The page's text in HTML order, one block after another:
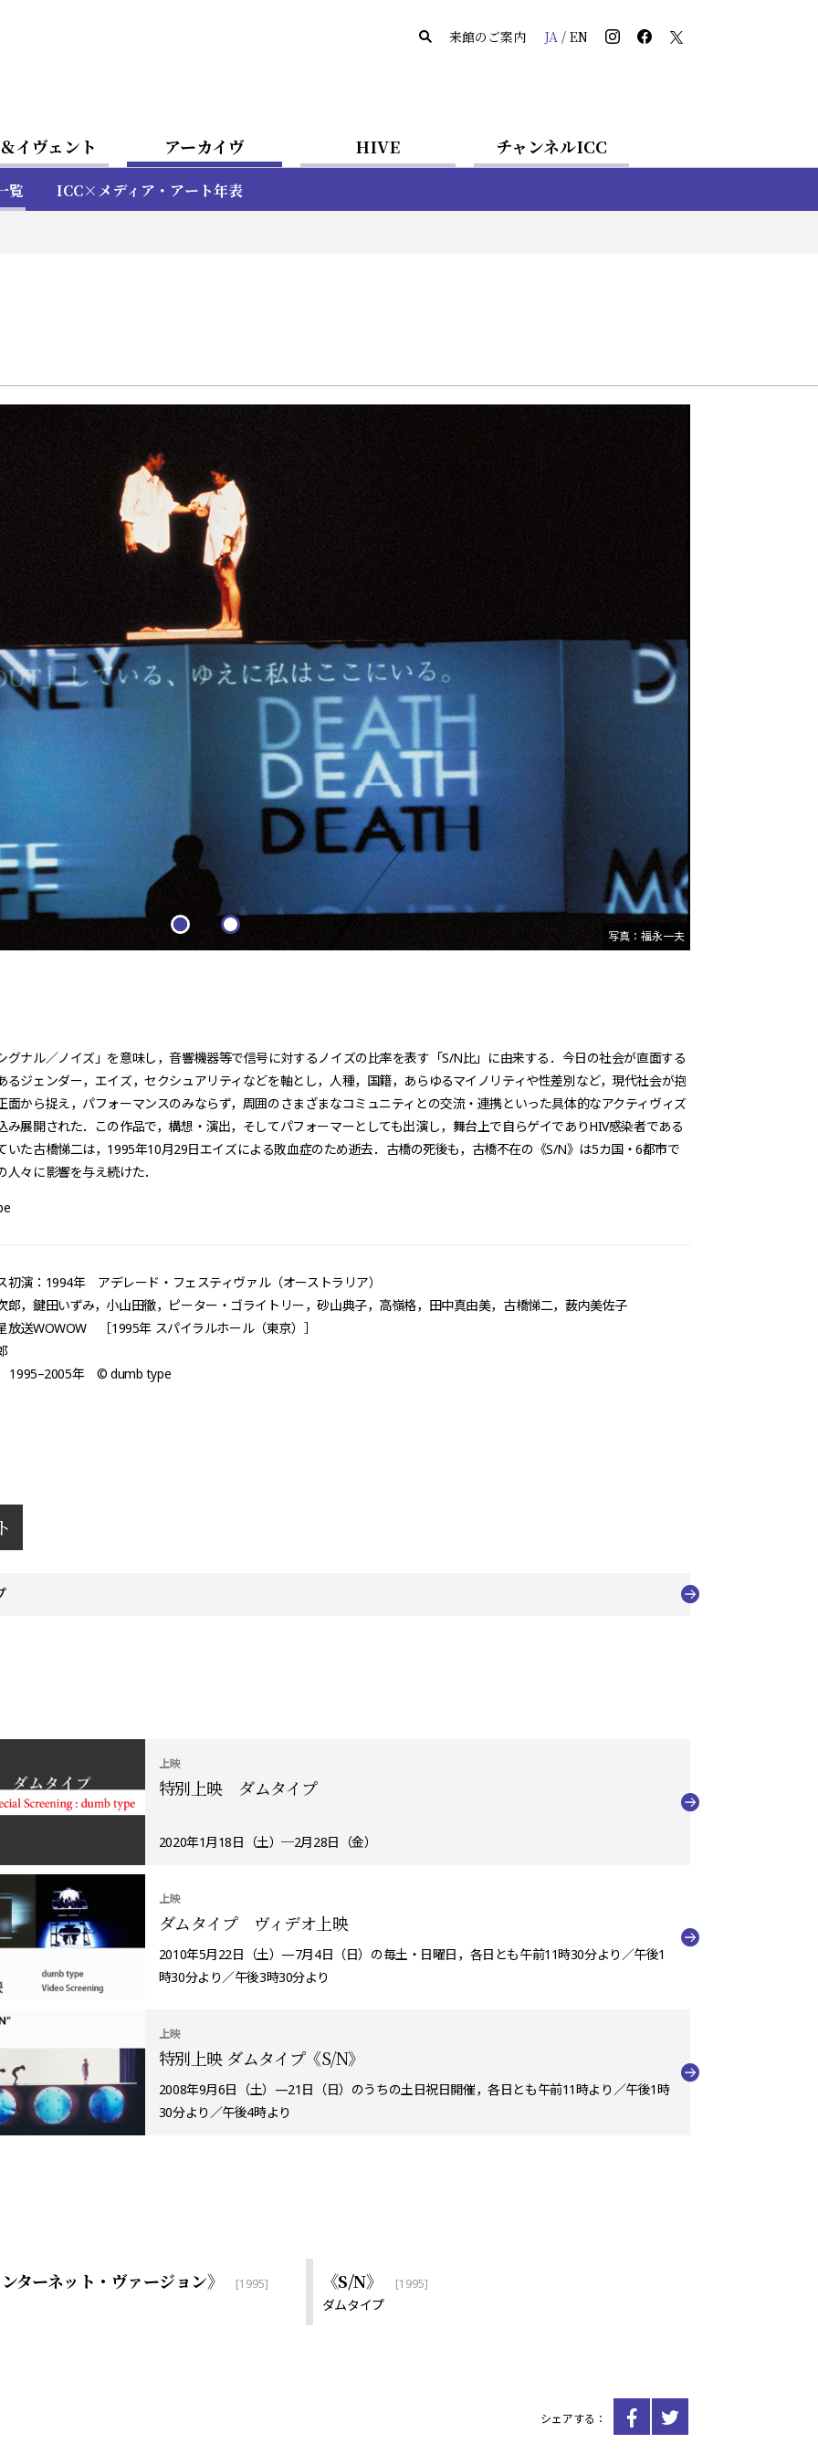
来館のご案内 JA/ EN
イヴェント アーカイヴ HIVE チャンネルICC
覧 ICC×メディア・アート年表
写真：福永一夫
グナル／ノイズ」を意味し，音響機器等で信号に対するノイズの比率を表す「S/N比」に由来する．今日の社会が直面する
るジェンダー，エイズ，セクシュアリティなどを軸とし，人種，国籍，あらゆるマイノリティや性差別など，現代社会が抱
面から捉え，パフォーマンスのみならず，周囲のさまざまなコミュニティとの交流・連携といった具体的なアクティヴィズ
み展開された．この作品で，構想・演出，そしてパフォーマーとしても出演し，舞台上で自らゲイでありHIV感染者である
いた古橋悌二は，1995年10月29日エイズによる敗血症のため逝去．古橋の死後も，古橋不在の《S/N》は5カ国・6都市で
人々に影響を与え続けた．
初演：1994年 アデレード・フェスティヴァル（オーストラリア）
郎，鍵田いずみ，小山田徹，ピーター・ゴライトリー，砂山典子，高嶺格，田中真由美，古橋悌二，薮内美佐子
放送WOWOW ［1995年 スパイラルホール（東京）］
年 © dumb type
上映
特別上映 ダムタイプ
2020年1月18日（土）─2月28日（金）
上映
ダムタイプ ヴィデオ上映
2010年5月22日（土）—7月4日（日）の毎土・日曜日，各日とも午前11時30分より／午後1
時30分より／午後3時30分より
上映
特別上映 ダムタイプ《S/N》
2008年9月6日（土）—21日（日）のうちの土日祝日開催，各日とも午前11時より／午後1時
30分より／午後4時より
ターネット・ヴァージョン》 [1995] 《S/N》 [1995]
ダムタイプ
シェアする：